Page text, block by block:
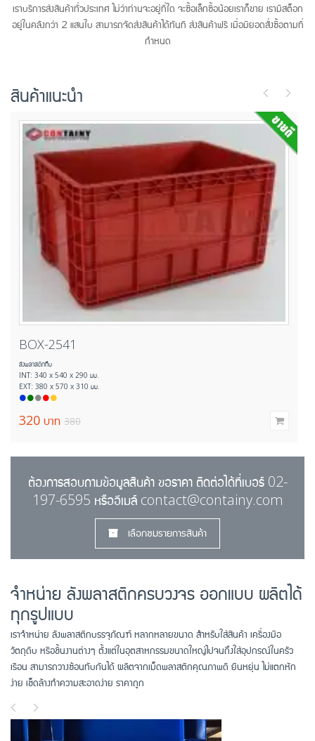
เราบริการส่งสินค้าทั่วประเทศ ไม่ว่าท่านจะอยู่ที่ใด จะซื้อเล็กซื้อน้อยเราก็ขาย เรามีสต็อก
อยู่ในคลังกว่า 2 แสนใบ สามารถจัดส่งสินค้าได้ทันที ส่งสินค้าฟรี เมื่อมียอดสั่งซื้อตามที่
กำหนด
สินค้าแนะนำ
BOX-2541
ลังพลาสติกทึบ
INT: 340 x 540 x 290 มม.
EXT: 380 x 570 x 310 มม.
320 บาท 380
ต้องการสอบถามข้อมูลสินค้า ขอราคา ติดต่อได้ที่เบอร์ 02-
197-6595 หรืออีเมล์ contact@containy.com
เลือกชมรายการสินค้า
จำหน่าย ลังพลาสติกครบวงจร ออกแบบ ผลิตได้
ทุกรูปแบบ
เราจำหน่าย ลังพลาสติกบรรจุภัณฑ์ หลากหลายขนาด สำหรับใส่สินค้า เครื่องมือ
วัตถุดิบ หรือชิ้นงานต่างๆ ตั้งแต่ในอุตสาหกรรมขนาดใหญ่ไปจนถึงใส่อุปกรณ์ในครัว
เรือน สามารถวางซ้อนทับกันได้ ผลิตจากเม็ดพลาสติกคุณภาพดี ยืนหยุ่น ไม่แตกหัก
ง่าย เช็ดล้างทำความสะอาดง่าย ราคาถูก